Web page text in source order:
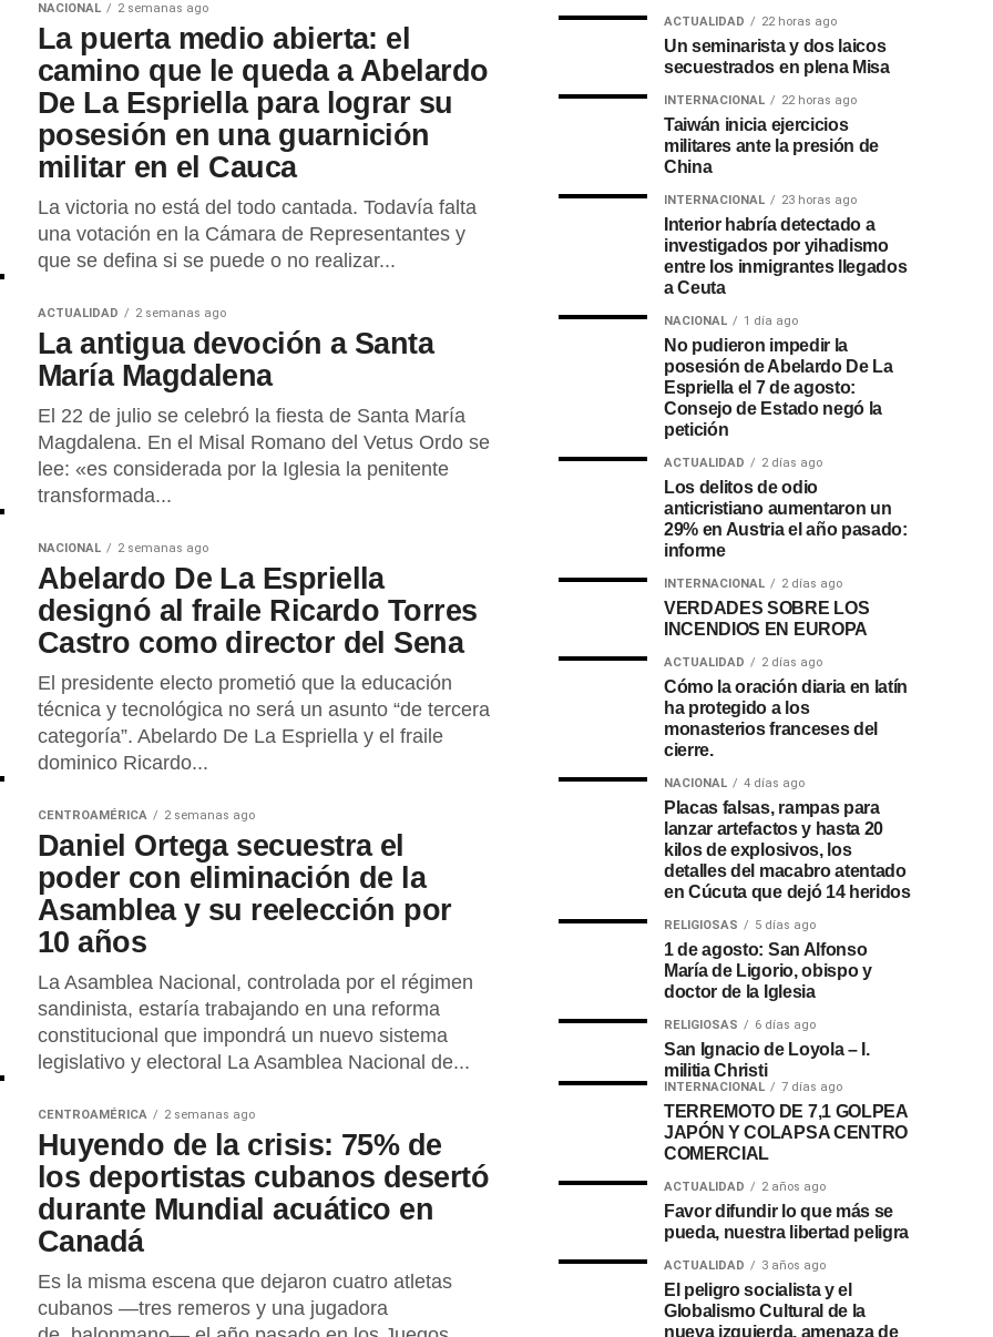
NACIONAL 2 semanas ago
La puerta medio abierta: el
camino que le queda a Abelardo
De La Espriella para lograr su
posesión en una guarnición
militar en el Cauca
La victoria no está del todo cantada. Todavía falta
una votación en la Cámara de Representantes y
que se defina si se puede o no realizar...
ACTUALIDAD 2 semanas ago
La antigua devoción a Santa
María Magdalena
El 22 de julio se celebró la fiesta de Santa María
Magdalena. En el Misal Romano del Vetus Ordo se
lee: «es considerada por la Iglesia la penitente
transformada...
NACIONAL 2 semanas ago
Abelardo De La Espriella
designó al fraile Ricardo Torres
Castro como director del Sena
El presidente electo prometió que la educación
técnica y tecnológica no será un asunto “de tercera
categoría”. Abelardo De La Espriella y el fraile
dominico Ricardo...
CENTROAMÉRICA 2 semanas ago
Daniel Ortega secuestra el
poder con eliminación de la
Asamblea y su reelección por
10 años
La Asamblea Nacional, controlada por el régimen
sandinista, estaría trabajando en una reforma
constitucional que impondrá un nuevo sistema
legislativo y electoral La Asamblea Nacional de...
CENTROAMÉRICA 2 semanas ago
Huyendo de la crisis: 75% de
los deportistas cubanos desertó
durante Mundial acuático en
Canadá
Es la misma escena que dejaron cuatro atletas
cubanos —tres remeros y una jugadora
ACTUALIDAD 22 horas ago
Un seminarista y dos laicos
secuestrados en plena Misa
INTERNACIONAL 22 horas ago
Taiwán inicia ejercicios
militares ante la presión de
China
INTERNACIONAL 23 horas ago
Interior habría detectado a
investigados por yihadismo
entre los inmigrantes llegados
a Ceuta
NACIONAL 1 día ago
No pudieron impedir la
posesión de Abelardo De La
Espriella el 7 de agosto:
Consejo de Estado negó la
petición
ACTUALIDAD 2 días ago
Los delitos de odio
anticristiano aumentaron un
29% en Austria el año pasado:
informe
INTERNACIONAL 2 días ago
VERDADES SOBRE LOS
INCENDIOS EN EUROPA
ACTUALIDAD 2 días ago
Cómo la oración diaria en latín
ha protegido a los
monasterios franceses del
cierre.
NACIONAL 4 días ago
Placas falsas, rampas para
lanzar artefactos y hasta 20
kilos de explosivos, los
detalles del macabro atentado
en Cúcuta que dejó 14 heridos
RELIGIOSAS 5 días ago
1 de agosto: San Alfonso
María de Ligorio, obispo y
doctor de la Iglesia
RELIGIOSAS 6 días ago
San Ignacio de Loyola – I.
militia Christi
INTERNACIONAL 7 días ago
TERREMOTO DE 7,1 GOLPEA
JAPÓN Y COLAPSA CENTRO
COMERCIAL
ACTUALIDAD 2 años ago
Favor difundir lo que más se
pueda, nuestra libertad peligra
ACTUALIDAD 3 años ago
El peligro socialista y el
Globalismo Cultural de la
nueva izquierda, amenaza de